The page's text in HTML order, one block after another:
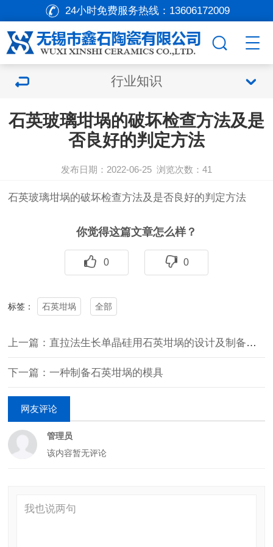
24小时免费服务热线： 13606172009
行业知识
石英玻璃坩埚的破坏检查方法及是
否良好的判定方法
发布日期：2022-06-25 浏览次数：41
石英玻璃坩埚的破坏检查方法及是否良好的判定方法
你觉得这篇文章怎么样？
0 0
标签： 石英坩埚 全部
上一篇：直拉法生长单晶硅用石英坩埚的设计及制备方法
下一篇：一种制备石英坩埚的模具
网友评论
管理员
该内容暂无评论